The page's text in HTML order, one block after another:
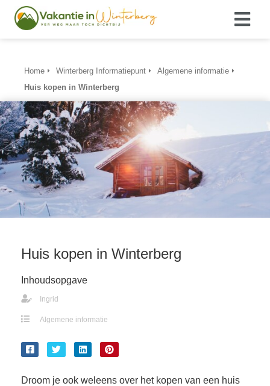
Home Winterberg Informatiepunt
Algemene informatie
Huis kopen in Winterberg
Huis kopen in Winterberg
Inhoudsopgave
Ingrid
Algemene informatie
Droom je ook weleens over het kopen van een huis